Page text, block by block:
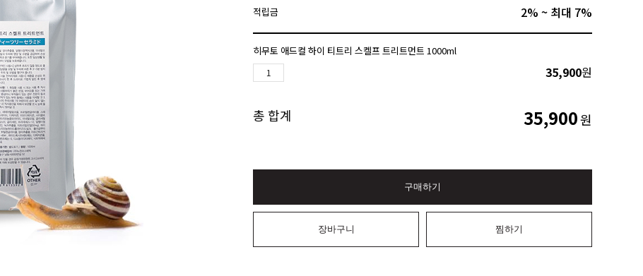
적립금 2% ~ 최대 7%
히무토 애드컬 하이 티트리 스켈프 트리트먼트 1000ml
35,900원
총 합계 35,900원
구매하기
장바구니 찜하기